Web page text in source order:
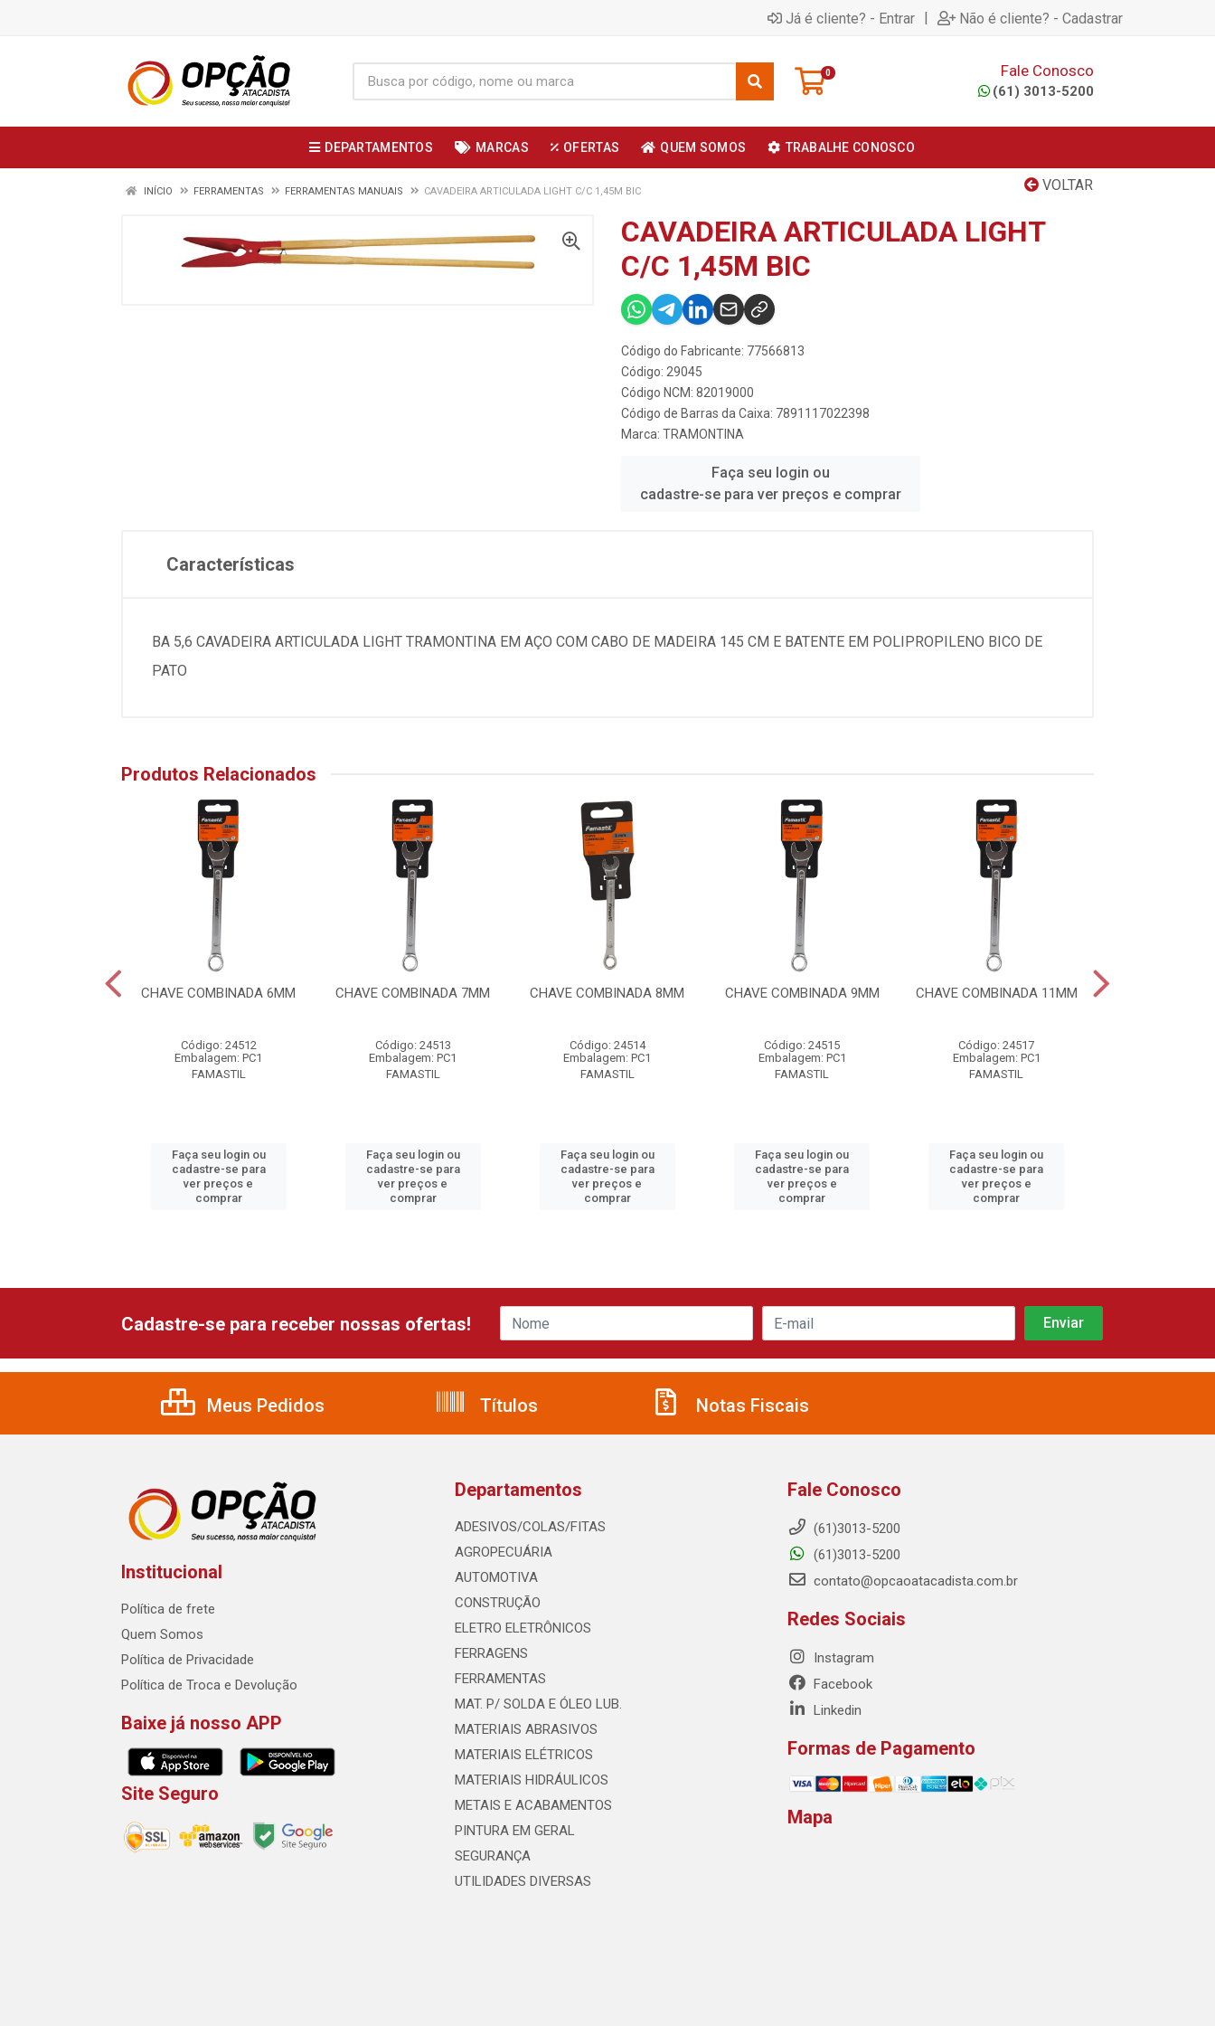
Já é cliente? - Entrar | Não é cliente? - Cadastrar
0 Fale Conosco
(61) 3013-5200
DEPARTAMENTOS MARCAS OFERTAS QUEM SOMOS TRABALHE CONOSCO
VOLTAR
INÍCIO FERRAMENTAS FERRAMENTAS MANUAIS CAVADEIRA ARTICULADA LIGHT C/C 1,45M BIC
CAVADEIRA ARTICULADA LIGHT
C/C 1,45M BIC
Código do Fabricante: 77566813
Código: 29045
Código NCM: 82019000
Código de Barras da Caixa: 7891117022398
Marca: TRAMONTINA
Faça seu login ou
cadastre-se para ver preços e comprar
Características
BA 5,6 CAVADEIRA ARTICULADA LIGHT TRAMONTINA EM AÇO COM CABO DE MADEIRA 145 CM E BATENTE EM POLIPROPILENO BICO DE
PATO
Produtos Relacionados
CHAVE COMBINADA 6MM
Código: 24512
Embalagem: PC1
FAMASTIL
Faça seu login ou
cadastre-se para
ver preços e
comprar
CHAVE COMBINADA 7MM
Código: 24513
Embalagem: PC1
FAMASTIL
Faça seu login ou
cadastre-se para
ver preços e
comprar
CHAVE COMBINADA 8MM
Código: 24514
Embalagem: PC1
FAMASTIL
Faça seu login ou
cadastre-se para
ver preços e
comprar
CHAVE COMBINADA 9MM
Código: 24515
Embalagem: PC1
FAMASTIL
Faça seu login ou
cadastre-se para
ver preços e
comprar
CHAVE COMBINADA 11MM
Código: 24517
Embalagem: PC1
FAMASTIL
Faça seu login ou
cadastre-se para
ver preços e
comprar
Cadastre-se para receber nossas ofertas!
Meus Pedidos Títulos Notas Fiscais
Institucional
Política de frete
Quem Somos
Política de Privacidade
Política de Troca e Devolução
Baixe já nosso APP
Site Seguro
Departamentos
ADESIVOS/COLAS/FITAS
AGROPECUÁRIA
AUTOMOTIVA
CONSTRUÇÃO
ELETRO ELETRÔNICOS
FERRAGENS
FERRAMENTAS
MAT. P/ SOLDA E ÓLEO LUB.
MATERIAIS ABRASIVOS
MATERIAIS ELÉTRICOS
MATERIAIS HIDRÁULICOS
METAIS E ACABAMENTOS
PINTURA EM GERAL
SEGURANÇA
UTILIDADES DIVERSAS
Fale Conosco
(61)3013-5200
(61)3013-5200
contato@opcaoatacadista.com.br
Redes Sociais
Instagram
Facebook
Linkedin
Formas de Pagamento
Mapa